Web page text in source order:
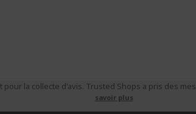
la collecte d'avis. Trusted Shops a pris des
savoir plus